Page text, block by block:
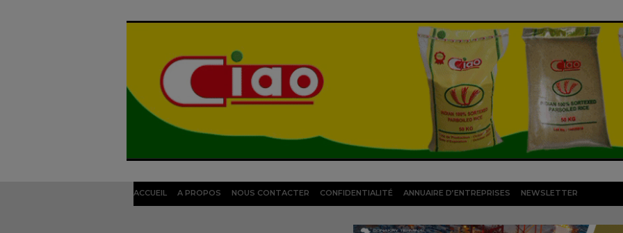
ACCUEIL A PROPOS NOUS CONTACTER CONFIDENTIALITÉ ANNUAIRE D’ENTREPRISES NEWSLETTER